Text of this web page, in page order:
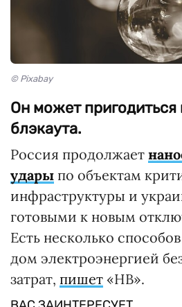
© Pixabay
Он может пригодиться
блэкаута.
Россия продолжает
удары по объектам
инфраструктуры и
готовыми к новым
Есть несколько
дом электроэнергией
затрат, пишет «НВ».